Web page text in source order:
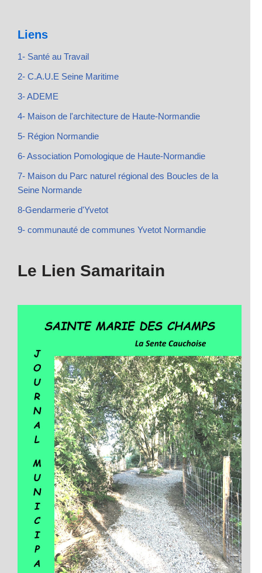
Liens
1- Santé au Travail
2- C.A.U.E Seine Maritime
3- ADEME
4- Maison de l'architecture de Haute-Normandie
5- Région Normandie
6- Association Pomologique de Haute-Normandie
7- Maison du Parc naturel régional des Boucles de la
Seine Normande
8-Gendarmerie d'Yvetot
9- communauté de communes Yvetot Normandie
Le Lien Samaritain